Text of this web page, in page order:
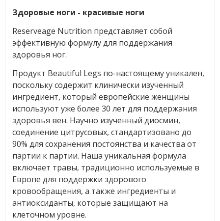
Здоровые ноги - красивые ноги
Reserveage Nutrition представляет собой
эффективную формулу для поддержания
здоровья ног.
Продукт Beautiful Legs по-настоящему уникален,
поскольку содержит клинически изученный
ингредиент, который европейские женщины
используют уже более 30 лет для поддержания
здоровья вен. Научно изученный диосмин,
соединение цитрусовых, стандартизовано до
90% для сохранения постоянства и качества от
партии к партии. Наша уникальная формула
включает травы, традиционно используемые в
Европе для поддержки здорового
кровообращения, а также ингредиенты и
антиоксиданты, которые защищают на
клеточном уровне.